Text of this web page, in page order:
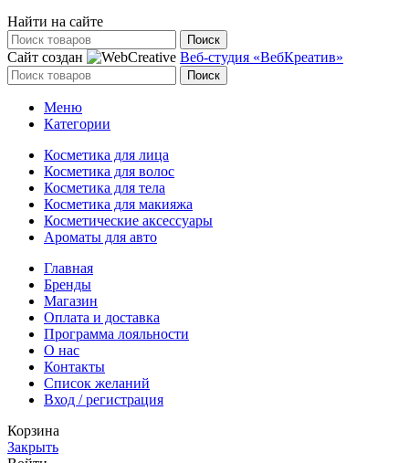
Найти на сайте
Поиск
Сайт создан Веб-студия «ВебКреатив»
Поиск
Меню
Категории
Косметика для лица
Косметика для волос
Косметика для тела
Косметика для макияжа
Косметические аксессуары
Ароматы для авто
Главная
Бренды
Магазин
Оплата и доставка
Программа лояльности
О нас
Контакты
Список желаний
Вход / регистрация
Корзина
Закрыть